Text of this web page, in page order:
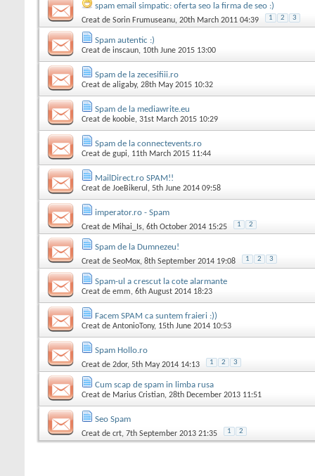
spam email simpatic: oferta seo la firma de seo :)
Creat de Sorin Frumuseanu, 20th March 2011 04:39 1 2 3
Spam autentic :)
Creat de inscaun, 10th June 2015 13:00
Spam de la zecesifiii.ro
Creat de aligaby, 28th May 2015 10:32
Spam de la mediawrite.eu
Creat de koobie, 31st March 2015 10:29
Spam de la connectevents.ro
Creat de gupi, 11th March 2015 11:44
MailDirect.ro SPAM!!
Creat de JoeBikerul , 5th June 2014 09:58
imperator.ro - Spam
Creat de Mihai_Is, 6th October 2014 15:25 1 2
Spam de la Dumnezeu!
Creat de SeoMox, 8th September 2014 19:08 1 2 3
Spam-ul a crescut la cote alarmante
Creat de emm, 6th August 2014 18:23
Facem SPAM ca suntem fraieri :))
Creat de AntonioTony, 15th June 2014 10:53
Spam Hollo.ro
Creat de 2dor, 5th May 2014 14:13 1 2 3
Cum scap de spam in limba rusa
Creat de Marius Cristian, 28th December 2013 11:51
Seo Spam
Creat de crt, 7th September 2013 21:35 1 2